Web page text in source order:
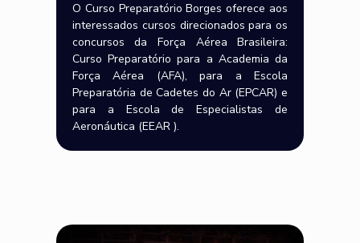
O Curso Preparatório Borges oferece aos
interessados cursos direcionados para os
concursos da Força Aérea Brasileira:
Curso Preparatório para a Academia da
Força Aérea (AFA), para a Escola
Preparatória de Cadetes do Ar (EPCAR) e
para a Escola de Especialistas de
Aeronáutica (EEAR ).